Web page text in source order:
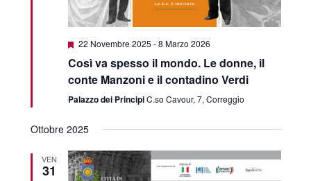
Featured
22 Novembre 2025 -8 Marzo 2026
Così va spesso il mondo. Le donne, il
conte Manzoni e il contadino Verdi
Palazzo dei PrincipiC.so Cavour, 7, Correggio
Ottobre 2025
VEN
31